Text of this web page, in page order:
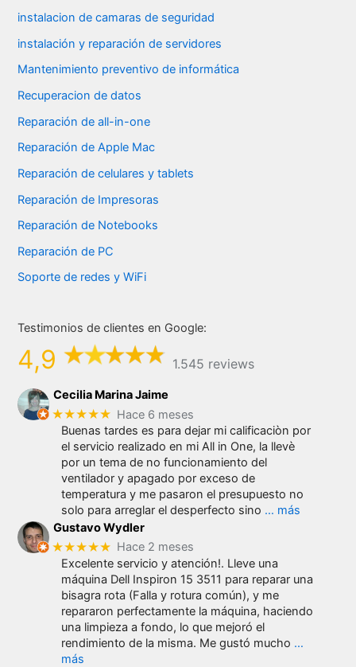
instalacion de camaras de seguridad
instalación y reparación de servidores
Mantenimiento preventivo de informática
Recuperacion de datos
Reparación de all-in-one
Reparación de Apple Mac
Reparación de celulares y tablets
Reparación de Impresoras
Reparación de Notebooks
Reparación de PC
Soporte de redes y WiFi
Testimonios de clientes en Google:
4,9 1.545 reviews
Cecilia Marina Jaime
★★★★★ Hace 6 meses
Buenas tardes es para dejar mi calificaciòn por
el servicio realizado en mi All in One, la llevè
por un tema de no funcionamiento del
ventilador y apagado por exceso de
temperatura y me pasaron el presupuesto no
solo para arreglar el desperfecto sino … más
Gustavo Wydler
★★★★★ Hace 2 meses
Excelente servicio y atención!. Lleve una
máquina Dell Inspiron 15 3511 para reparar una
bisagra rota (Falla y rotura común), y me
repararon perfectamente la máquina, haciendo
una limpieza a fondo, lo que mejoró el
rendimiento de la misma. Me gustó mucho …
más